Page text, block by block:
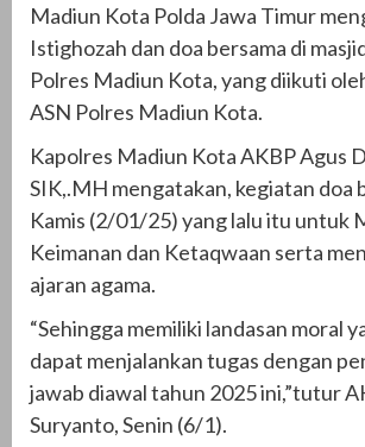
Madiun Kota Polda Jawa Timur
Istighozah dan doa bersama di
Polres Madiun Kota, yang diikuti
ASN Polres Madiun Kota.
Kapolres Madiun Kota AKBP Agus
SIK,.MH mengatakan, kegiatan doa
Kamis (2/01/25) yang lalu itu untuk
Keimanan dan Ketaqwaan serta
ajaran agama.
“Sehingga memiliki landasan moral
dapat menjalankan tugas dengan
jawab diawal tahun 2025 ini,”tutur
Suryanto, Senin (6/1).